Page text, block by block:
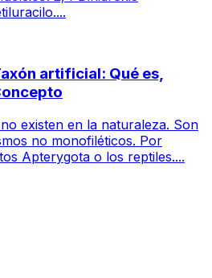
artificial: Qué es,
existen en la naturaleza. Son
no monofiléticos. Por
Apterygota o los reptiles....